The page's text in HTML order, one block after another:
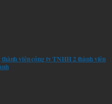
viên công ty TNHH 2 thành viên